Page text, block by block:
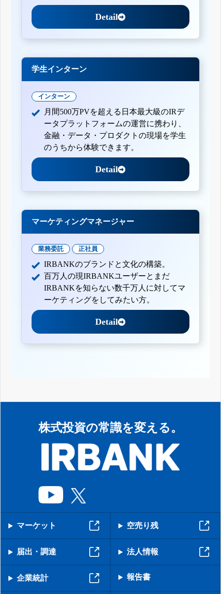
Detail
学生インターン
インターン
月間500万PVを超える日本最大級のIRデ
ータプラットフォームの運営に携わり、
金融・データ・プロダクトの現場を学生
のうちから体験できます。
Detail
マーケティングマネージャー
業務委託 正社員
IRBANKのブランドと文化の構築。
百万人の現IRBANKユーザーとまだ
IRBANKを知らない数千万人に対してマ
ーケティングをしてみたい方。
Detail
株式投資の常識を変える。
マーケット 空売り残
届出・調達 法人情報
企業統計 報告書